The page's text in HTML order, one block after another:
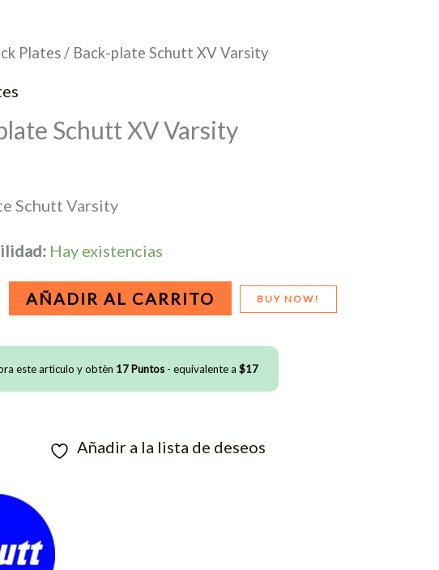
Plates / Back-plate Schutt XV Varsity
Schutt XV Varsity
Schutt Varsity
Hay existencias
AÑADIR AL CARRITO BUY NOW!
este artìculo y obtèn 17Puntos - equivalente a $17
Añadir a la lista de deseos